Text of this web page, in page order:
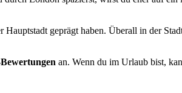
geprägt haben. Überall in der
an. Wenn du im Urlaub bist,